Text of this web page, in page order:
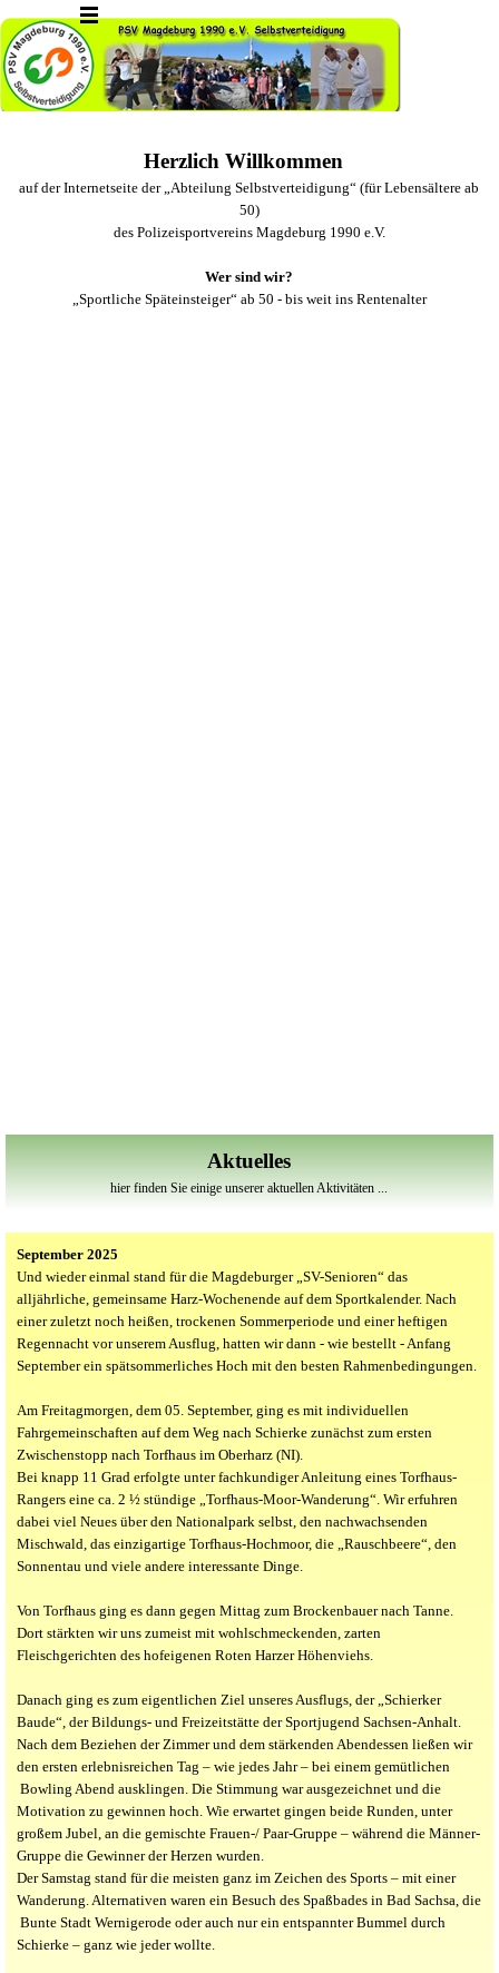
Direkt zum Seiteninhalt
Menü überspringen
Herzlich Willkommen
auf der Internetseite der „Abteilung Selbstverteidigung“ (für Lebensältere ab
50)
des Polizeisportvereins Magdeburg 1990 e.V.
Wer sind wir?
„Sportliche Späteinsteiger“ ab 50 - bis weit ins Rentenalter
Aktuelles
hier finden Sie einige unserer aktuellen Aktivitäten ...
September 2025
Und wieder einmal stand für die Magdeburger „SV-Senioren“ das
alljährliche, gemeinsame Harz-Wochenende auf dem Sportkalender. Nach
einer zuletzt noch heißen, trockenen Sommerperiode und einer heftigen
Regennacht vor unserem Ausflug, hatten wir dann - wie bestellt - Anfang
September ein spätsommerliches Hoch mit den besten Rahmenbedingungen.
Am Freitagmorgen, dem 05. September, ging es mit individuellen
Fahrgemeinschaften auf dem Weg nach Schierke zunächst zum ersten
Zwischenstopp nach Torfhaus im Oberharz (NI).
Bei knapp 11 Grad erfolgte unter fachkundiger Anleitung eines Torfhaus-
Rangers eine ca. 2 ½ stündige „Torfhaus-Moor-Wanderung“. Wir erfuhren
dabei viel Neues über den Nationalpark selbst, den nachwachsenden
Mischwald, das einzigartige Torfhaus-Hochmoor, die „Rauschbeere“, den
Sonnentau und viele andere interessante Dinge.
Von Torfhaus ging es dann gegen Mittag zum Brockenbauer nach Tanne.
Dort stärkten wir uns zumeist mit wohlschmeckenden, zarten
Fleischgerichten des hofeigenen Roten Harzer Höhenviehs.
Danach ging es zum eigentlichen Ziel unseres Ausflugs, der „Schierker
Baude“, der Bildungs- und Freizeitstätte der Sportjugend Sachsen-Anhalt.
Nach dem Beziehen der Zimmer und dem stärkenden Abendessen ließen wir
den ersten erlebnisreichen Tag – wie jedes Jahr – bei einem gemütlichen
Bowling Abend ausklingen. Die Stimmung war ausgezeichnet und die
Motivation zu gewinnen hoch. Wie erwartet gingen beide Runden, unter
großem Jubel, an die gemischte Frauen-/ Paar-Gruppe – während die Männer-
Gruppe die Gewinner der Herzen wurden.
Der Samstag stand für die meisten ganz im Zeichen des Sports – mit einer
Wanderung. Alternativen waren ein Besuch des Spaßbades in Bad Sachsa, die
Bunte Stadt Wernigerode oder auch nur ein entspannter Bummel durch
Schierke – ganz wie jeder wollte.